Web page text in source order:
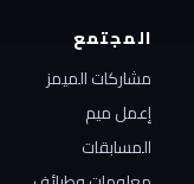
المجتمع
مشاركات الميمز
إعمل ميم
المسابقات